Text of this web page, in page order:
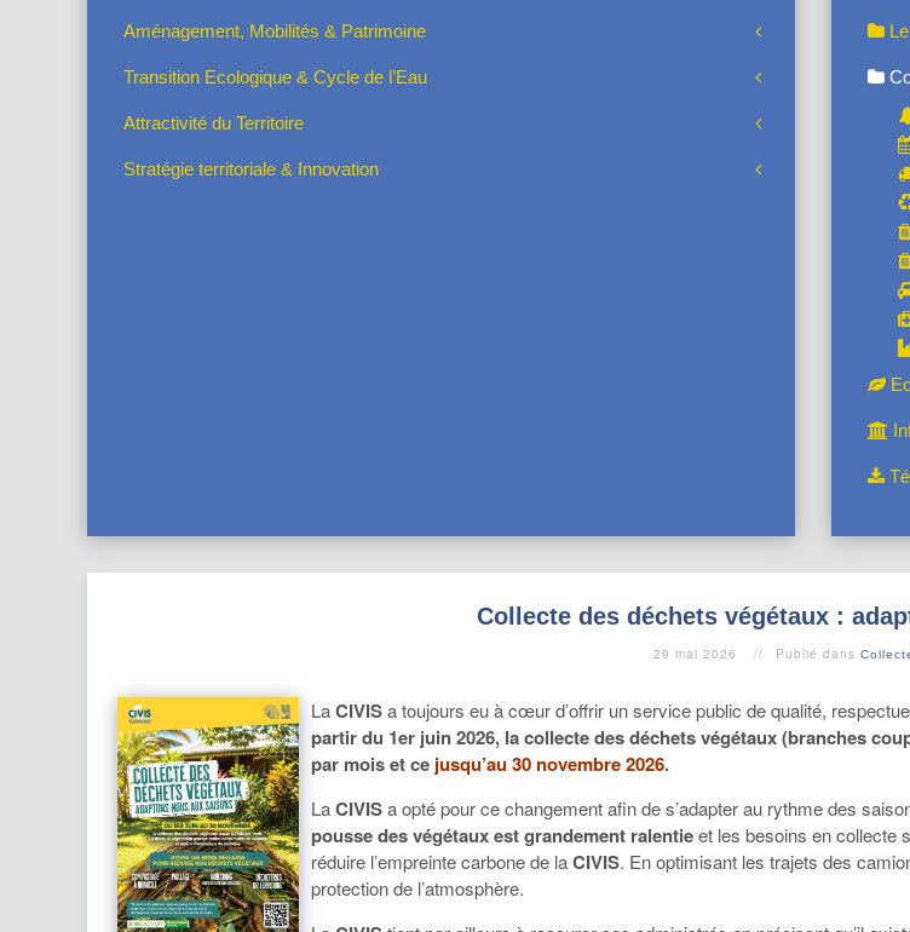
Aménagement, Mobilités & Patrimoine
Transition Ecologique & Cycle de l’Eau
Attractivité du Territoire
Stratégie territoriale & Innovation
Collecte des déchets végétaux :
29 mai 2026 Publié dans
LaCIVISa toujours eu à cœur d’offrir un service public de qualité,
partir du 1er juin 2026, la collecte des déchets végétaux (branches
par mois et ce jusqu’au 30 novembre 2026.
LaCIVISa opté pour ce changement afin de s’adapter au rythme des
pousse des végétaux est grandement ralentieet les besoins en collecte
réduire l’empreinte carbone de laCIVIS. En optimisant les trajets des
protection de l’atmosphère.